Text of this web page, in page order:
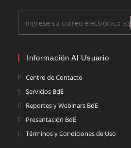
Información Al Usuario
Centro de Contacto
Servicios BdE
Reportes y Webinars BdE
Presentación BdE
Términos y Condiciones de Uso